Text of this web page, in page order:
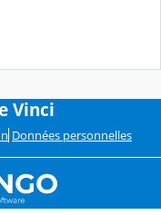
Vinci
Données personnelles